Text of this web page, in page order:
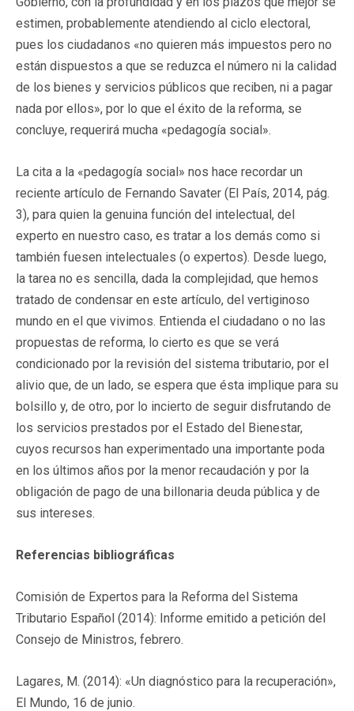
estimen, probablemente atendiendo al ciclo electoral,
pues los ciudadanos «no quieren más impuestos pero no
están dispuestos a que se reduzca el número ni la calidad
de los bienes y servicios públicos que reciben, ni a pagar
nada por ellos», por lo que el éxito de la reforma, se
concluye, requerirá mucha «pedagogía social».
La cita a la «pedagogía social» nos hace recordar un
reciente artículo de Fernando Savater (El País, 2014, pág.
3), para quien la genuina función del intelectual, del
experto en nuestro caso, es tratar a los demás como si
también fuesen intelectuales (o expertos). Desde luego,
la tarea no es sencilla, dada la complejidad, que hemos
tratado de condensar en este artículo, del vertiginoso
mundo en el que vivimos. Entienda el ciudadano o no las
propuestas de reforma, lo cierto es que se verá
condicionado por la revisión del sistema tributario, por el
alivio que, de un lado, se espera que ésta implique para su
bolsillo y, de otro, por lo incierto de seguir disfrutando de
los servicios prestados por el Estado del Bienestar,
cuyos recursos han experimentado una importante poda
en los últimos años por la menor recaudación y por la
obligación de pago de una billonaria deuda pública y de
sus intereses.
Referencias bibliográficas
Comisión de Expertos para la Reforma del Sistema
Tributario Español (2014): Informe emitido a petición del
Consejo de Ministros, febrero.
Lagares, M. (2014): «Un diagnóstico para la recuperación»,
El Mundo, 16 de junio.